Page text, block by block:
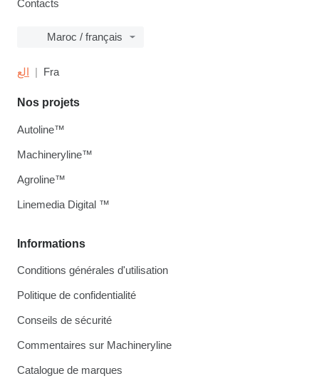
Contacts
Maroc / français
الع Fra
Informations
Conditions générales d'utilisation
Politique de confidentialité
Conseils de sécurité
Commentaires sur Machineryline
Catalogue de marques
Nos projets
Autoline™
Machineryline™
Agroline™
Linemedia Digital ™